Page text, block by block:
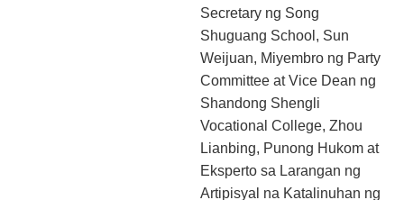
Secretary ng Song
Shuguang School, Sun
Weijuan, Miyembro ng Party
Committee at Vice Dean ng
Shandong Shengli
Vocational College, Zhou
Lianbing, Punong Hukom at
Eksperto sa Larangan ng
Artipisyal na Katalinuhan ng